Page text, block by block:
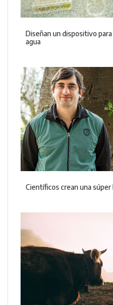
Diseñan un dispositivo
agua
Científicos crean una